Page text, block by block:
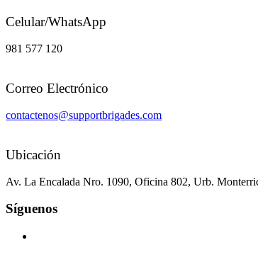
Celular/WhatsApp
981 577 120
Correo Electrónico
contactenos@supportbrigades.com
Ubicación
Av. La Encalada Nro. 1090, Oficina 802, Urb.
Síguenos